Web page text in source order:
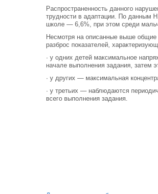
Распространенность данного
трудности в адаптации. По данным
школе — 6,6%, при этом среди
Несмотря на описанные выше
разброс показателей,
· у одних детей максимальное
начале выполнения задания, затем
· у других — максимальная
· у третьих — наблюдаются
всего выполнения задания.